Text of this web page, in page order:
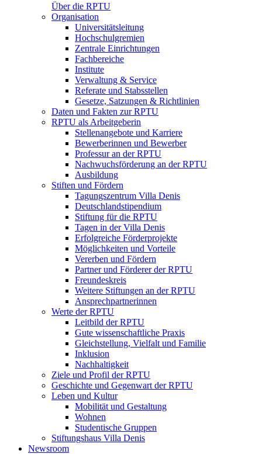
Über die RPTU
Organisation
Universitätsleitung
Hochschulgremien
Zentrale Einrichtungen
Fachbereiche
Institute
Verwaltung & Service
Referate und Stabsstellen
Gesetze, Satzungen & Richtlinien
Daten und Fakten zur RPTU
RPTU als Arbeitgeberin
Stellenangebote und Karriere
Bewerberinnen und Bewerber
Professur an der RPTU
Nachwuchsförderung an der RPTU
Ausbildung
Stiften und Fördern
Tagungszentrum Villa Denis
Deutschlandstipendium
Stiftung für die RPTU
Tagen in der Villa Denis
Erfolgreiche Förderprojekte
Möglichkeiten und Vorteile
Vererben und Fördern
Partner und Förderer der RPTU
Freundeskreis
Weitere Stiftungen an der RPTU
Ansprechpartnerinnen
Werte der RPTU
Leitbild der RPTU
Gute wissenschaftliche Praxis
Gleichstellung, Vielfalt und Familie
Inklusion
Nachhaltigkeit
Ziele und Profil der RPTU
Geschichte und Gegenwart der RPTU
Leben und Kultur
Mobilität und Gestaltung
Wohnen
Studentische Gruppen
Stiftungshaus Villa Denis
Newsroom